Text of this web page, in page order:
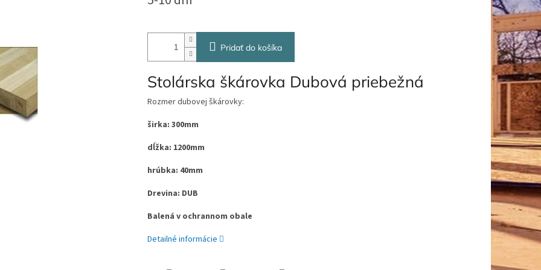
Pridať do košíka
Stolárska škárovka Dubová priebežná
Rozmer dubovej škárovky:
širka: 300mm
dĺžka: 1200mm
hrúbka: 40mm
Drevina: DUB
Balená v ochrannom obale
Detailné informácie